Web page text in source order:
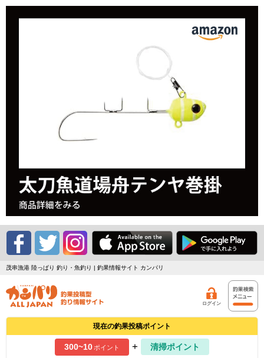
茂串漁港 陸っぱり 釣り・魚釣り | 釣果情報サイト カンパリ
ログイン
現在の釣果投稿ポイント
300~10ポイント +
清掃ポイント